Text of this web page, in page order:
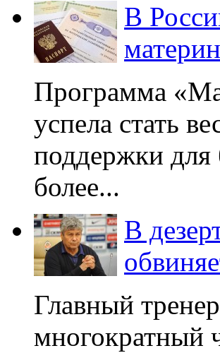
В
Программа
успела стать
поддержки для
более...
В
Главный
многократный